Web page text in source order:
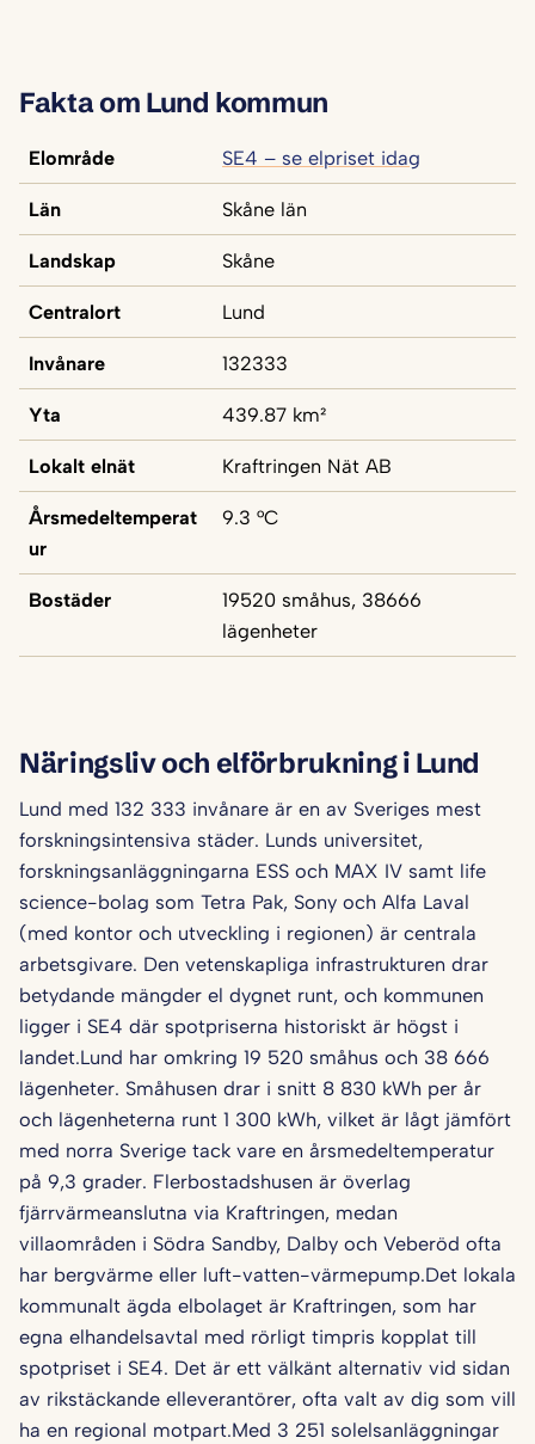
Fakta om Lund kommun
Elområde SE4 – se elpriset idag
Län Skåne län
Landskap Skåne
Centralort Lund
Invånare 132333
Yta 439.87 km²
Lokalt elnät Kraftringen Nät AB
Årsmedeltemperat
ur
9.3 °C
Bostäder
19520 småhus, 38666
lägenheter
Näringsliv och elförbrukning i Lund
Lund med 132 333 invånare är en av Sveriges mest
forskningsintensiva städer. Lunds universitet,
forskningsanläggningarna ESS och MAX IV samt life
science-bolag som Tetra Pak, Sony och Alfa Laval
(med kontor och utveckling i regionen) är centrala
arbetsgivare. Den vetenskapliga infrastrukturen drar
betydande mängder el dygnet runt, och kommunen
ligger i SE4 där spotpriserna historiskt är högst i
landet.Lund har omkring 19 520 småhus och 38 666
lägenheter. Småhusen drar i snitt 8 830 kWh per år
och lägenheterna runt 1 300 kWh, vilket är lågt jämfört
med norra Sverige tack vare en årsmedeltemperatur
på 9,3 grader. Flerbostadshusen är överlag
fjärrvärmeanslutna via Kraftringen, medan
villaområden i Södra Sandby, Dalby och Veberöd ofta
har bergvärme eller luft-vatten-värmepump.Det lokala
kommunalt ägda elbolaget är Kraftringen, som har
egna elhandelsavtal med rörligt timpris kopplat till
spotpriset i SE4. Det är ett välkänt alternativ vid sidan
av rikstäckande elleverantörer, ofta valt av dig som vill
ha en regional motpart.Med 3 251 solelsanläggningar